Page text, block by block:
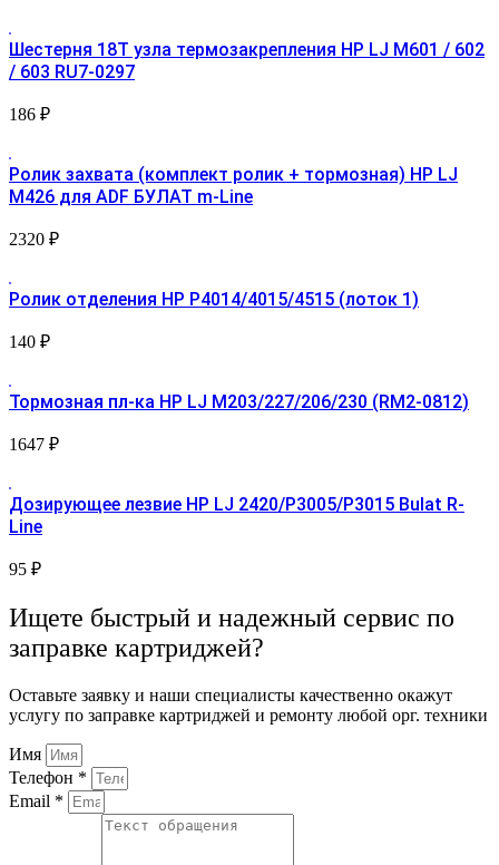
Шестерня 18T узла термозакрепления HP LJ M601 / 602
/ 603 RU7-0297
186 ₽
Ролик захвата (комплект ролик + тормозная) HP LJ
M426 для ADF БУЛАТ m-Line
2320 ₽
Ролик отделения HP P4014/4015/4515 (лоток 1)
140 ₽
Тормозная пл-ка HP LJ М203/227/206/230 (RM2-0812)
1647 ₽
Дозирующее лезвие HP LJ 2420/Р3005/P3015 Bulat R-
Line
95 ₽
Ищете быстрый и надежный сервис по
заправке картриджей?
Оставьте заявку и наши специалисты качественно окажут
услугу по заправке картриджей и ремонту любой орг. техники
Имя
Телефон *
Email *